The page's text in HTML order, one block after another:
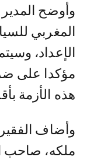
وأوضح
المغربي
الإعداد،
مؤكدا على
هذه الأزمة
وأضاف الفقير
ملكه، صاحب